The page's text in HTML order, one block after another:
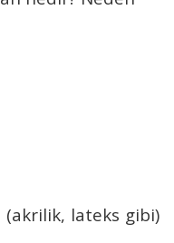
(akrilik, lateks gibi)